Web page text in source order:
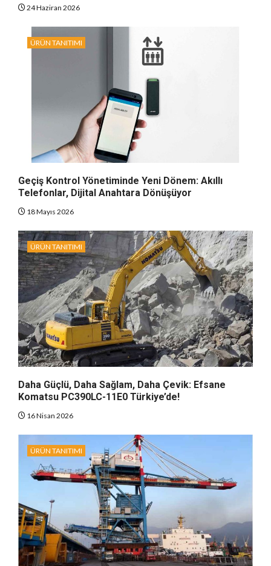
24 Haziran 2026
ÜRÜN TANITIMI
Geçiş Kontrol Yönetiminde Yeni Dönem: Akıllı
Telefonlar, Dijital Anahtara Dönüşüyor
18 Mayıs 2026
ÜRÜN TANITIMI
Daha Güçlü, Daha Sağlam, Daha Çevik: Efsane
Komatsu PC390LC-11E0 Türkiye’de!
16 Nisan 2026
ÜRÜN TANITIMI